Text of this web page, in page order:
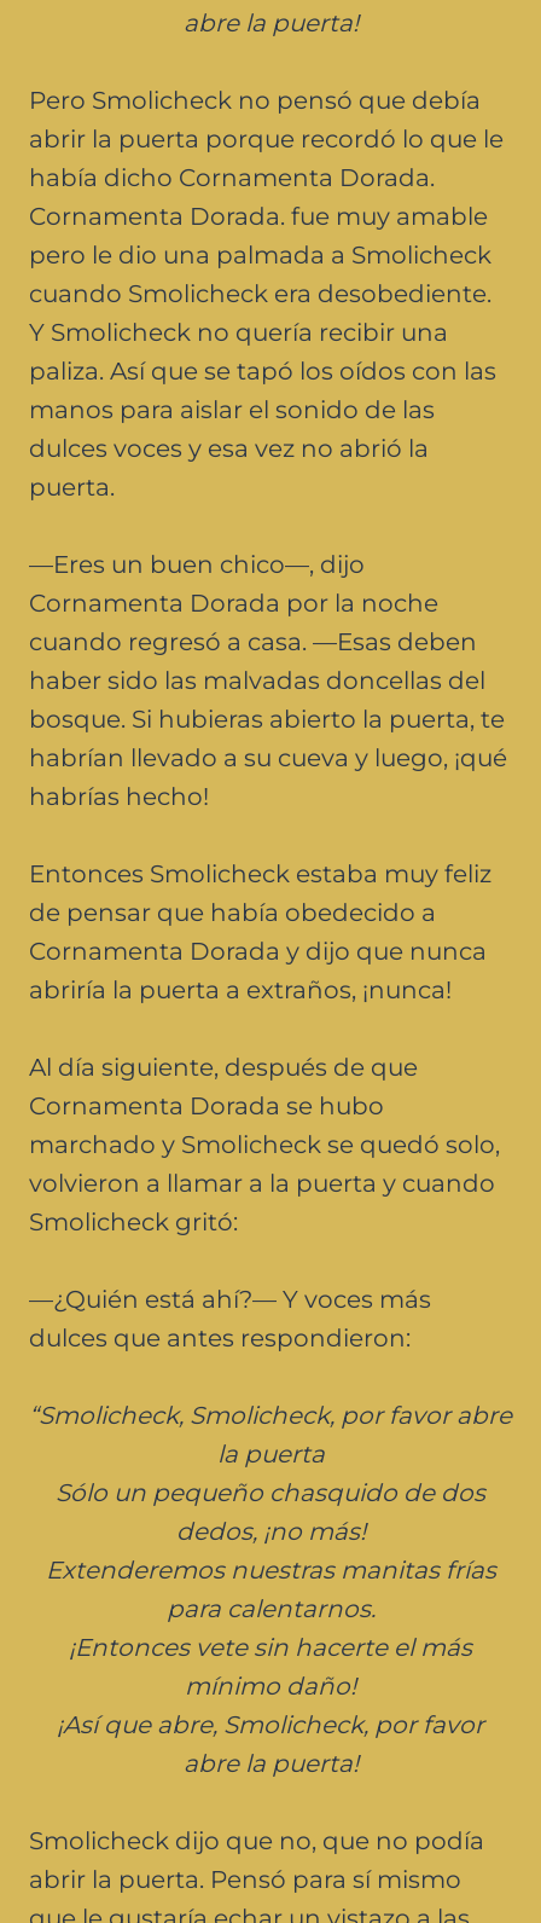
abre la puerta!
Pero Smolicheck no pensó que debía
abrir la puerta porque recordó lo que le
había dicho Cornamenta Dorada.
Cornamenta Dorada. fue muy amable
pero le dio una palmada a Smolicheck
cuando Smolicheck era desobediente.
Y Smolicheck no quería recibir una
paliza. Así que se tapó los oídos con las
manos para aislar el sonido de las
dulces voces y esa vez no abrió la
puerta.
—Eres un buen chico—, dijo
Cornamenta Dorada por la noche
cuando regresó a casa. —Esas deben
haber sido las malvadas doncellas del
bosque. Si hubieras abierto la puerta, te
habrían llevado a su cueva y luego, ¡qué
habrías hecho!
Entonces Smolicheck estaba muy feliz
de pensar que había obedecido a
Cornamenta Dorada y dijo que nunca
abriría la puerta a extraños, ¡nunca!
Al día siguiente, después de que
Cornamenta Dorada se hubo
marchado y Smolicheck se quedó solo,
volvieron a llamar a la puerta y cuando
Smolicheck gritó:
—¿Quién está ahí?— Y voces más
dulces que antes respondieron:
“Smolicheck, Smolicheck, por favor abre
la puerta
Sólo un pequeño chasquido de dos
dedos, ¡no más!
Extenderemos nuestras manitas frías
para calentarnos.
¡Entonces vete sin hacerte el más
mínimo daño!
¡Así que abre, Smolicheck, por favor
abre la puerta!
Smolicheck dijo que no, que no podía
abrir la puerta. Pensó para sí mismo